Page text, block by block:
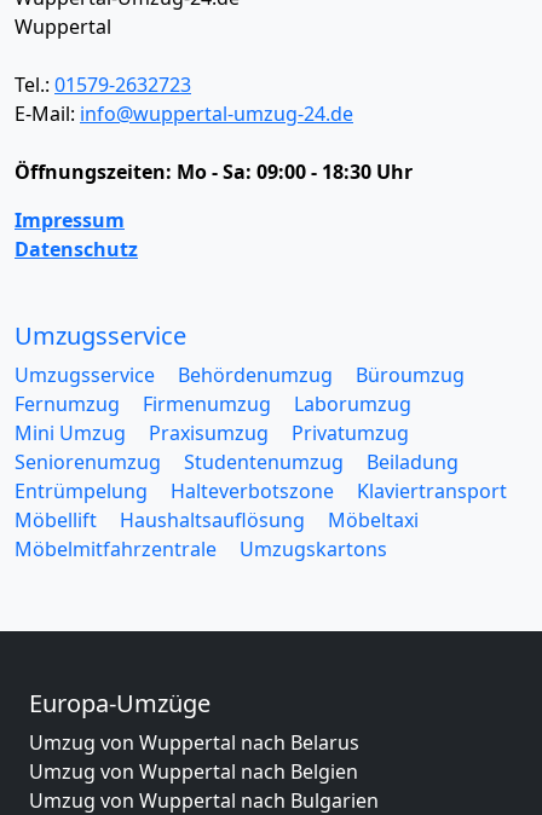
Wuppertal
Tel.: 01579-2632723
E-Mail: info@wuppertal-umzug-24.de
Öffnungszeiten: Mo - Sa: 09:00 - 18:30 Uhr
Impressum
Datenschutz
Umzugsservice
Umzugsservice Behördenumzug
Büroumzug
Fernumzug
Firmenumzug
Laborumzug
Mini Umzug
Praxisumzug
Privatumzug
Seniorenumzug
Studentenumzug
Beiladung
Entrümpelung
Halteverbotszone
Klaviertransport
Möbellift
Haushaltsauflösung
Möbeltaxi
Möbelmitfahrzentrale
Umzugskartons
Europa-Umzüge
Umzug von Wuppertal nach Belarus
Umzug von Wuppertal nach Belgien
Umzug von Wuppertal nach Bulgarien